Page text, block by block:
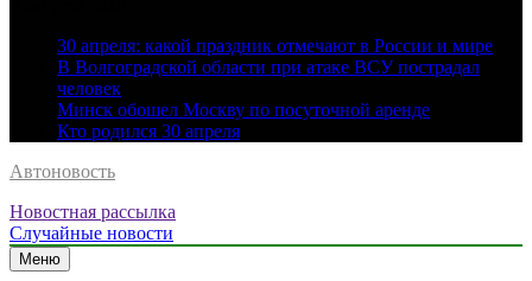
30 апреля: какой праздник отмечают в России и мире
В Волгоградской области при атаке ВСУ пострадал
человек
Минск обошел Москву по посуточной аренде
Кто родился 30 апреля
Автоновость
Новостная рассылка
Случайные новости
Меню